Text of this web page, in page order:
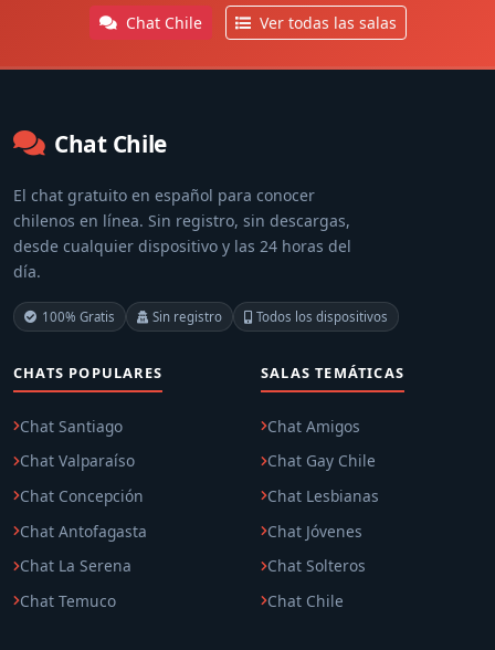
Chat Chile Ver todas las salas
Chat Chile
El chat gratuito en español para conocer
chilenos en línea. Sin registro, sin descargas,
desde cualquier dispositivo y las 24 horas del
día.
100% Gratis Sin registro Todos los dispositivos
CHATS POPULARES
Chat Santiago
Chat Valparaíso
Chat Concepción
Chat Antofagasta
Chat La Serena
Chat Temuco
SALAS TEMÁTICAS
Chat Amigos
Chat Gay Chile
Chat Lesbianas
Chat Jóvenes
Chat Solteros
Chat Chile